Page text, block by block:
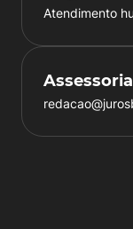
Atendimento